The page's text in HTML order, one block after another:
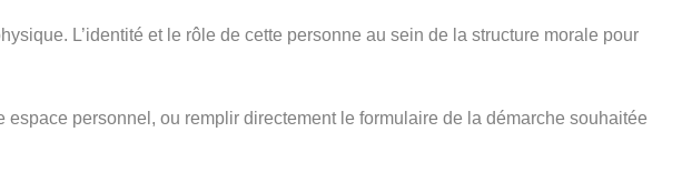
L’identité et le rôle de cette personne au sein de la structure morale pour
personnel, ou remplir directement le formulaire de la démarche souhaitée